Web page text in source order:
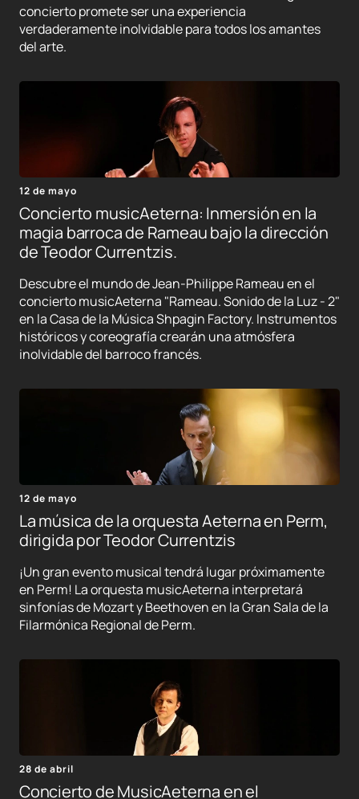
concierto promete ser una experiencia
verdaderamente inolvidable para todos los amantes
del arte.
12 de mayo
Concierto musicAeterna: Inmersión en la
magia barroca de Rameau bajo la dirección
de Teodor Currentzis.
Descubre el mundo de Jean-Philippe Rameau en el
concierto musicAeterna "Rameau. Sonido de la Luz - 2"
en la Casa de la Música Shpagin Factory. Instrumentos
históricos y coreografía crearán una atmósfera
inolvidable del barroco francés.
12 de mayo
La música de la orquesta Aeterna en Perm,
dirigida por Teodor Currentzis
¡Un gran evento musical tendrá lugar próximamente
en Perm! La orquesta musicAeterna interpretará
sinfonías de Mozart y Beethoven en la Gran Sala de la
Filarmónica Regional de Perm.
28 de abril
Concierto de MusicAeterna en el